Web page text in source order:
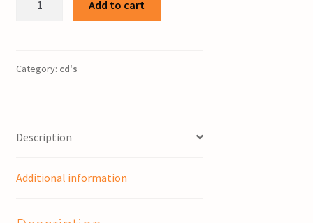
Holtrop
Add to cart
Category: cd's
Description
Additional information